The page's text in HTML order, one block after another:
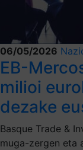
06/05/2026
EB-
milioi
dezake
Basque Trade &
muga-zergen eta